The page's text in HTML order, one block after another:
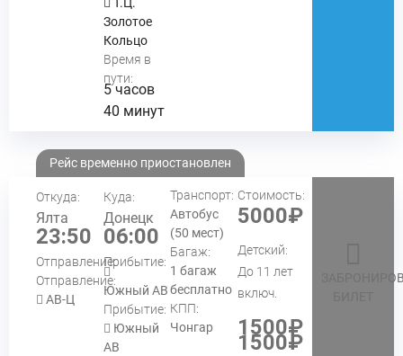
Золотое
Кольцо
Время в
пути:
5 часов
40 минут
Рейс временно приостановлен
Откуда:
Ялта
23:50
Отправление:
Отправление:
АВ-Ц
Куда:
Донецк
06:00
Прибытие:
Южный АВ
Прибытие:
Южный
АВ
Транспорт:
Автобус
(50 мест)
Багаж:
1 багаж
бесплатно
КПП:
Чонгар
Стоимость:
5000₽
Детский:
До 11 лет
включ.
1500₽
1500₽